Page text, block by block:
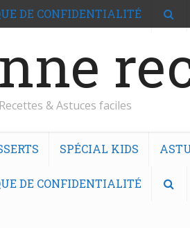
Recettes & Astuces faciles
SPÉCIAL KIDS
DE CONFIDENTIALITÉ
DE CONFIDENTIALITÉ